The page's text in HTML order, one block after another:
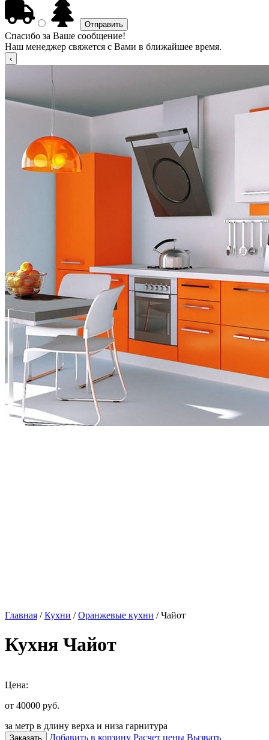
Спасибо за Ваше сообщение!
Наш менеджер свяжется с Вами в ближайшее время.
Главная /Кухни /Оранжевые кухни / Чайот
Кухня Чайот
Цена:
от 40000 руб.
за метр в длину верха и низа гарнитура
Заказать Добавить в корзину Расчет цены Вызвать